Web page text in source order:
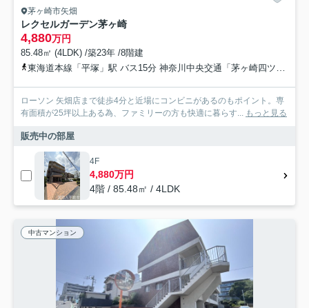
茅ヶ崎市矢畑
レクセルガーデン茅ヶ崎
4,880万円
85.48㎡ (4LDK) /築23年 /8階建
東海道本線「平塚」駅 バス15分 神奈川中央交通「茅ヶ崎四ツ角」 停歩14分
ローソン 矢畑店まで徒歩4分と近場にコンビニがあるのもポイント。専
有面積が25坪以上ある為、ファミリーの方も快適に暮らす... もっと見る
販売中の部屋
4F
4,880万円
4階 / 85.48㎡ / 4LDK
中古マンション